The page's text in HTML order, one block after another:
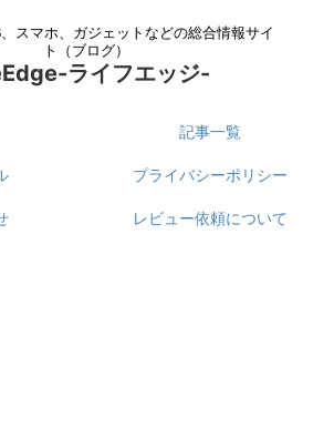
スマホ、ガジェットなどの総合情報サイ
ト（ブログ）
ライフエッジ-
記事一覧
プライバシーポリシー
レビュー依頼について